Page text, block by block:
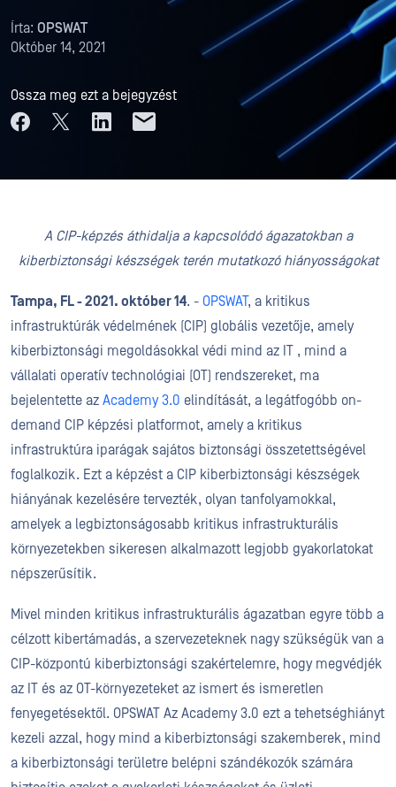
Írta: OPSWAT
Október 14, 2021
Ossza meg ezt a bejegyzést
A CIP-képzésáthidalja a kapcsolódó ágazatokban a
kiberbiztonsági készségek terén mutatkozó hiányosságokat
Tampa, FL - 2021. október 14. - OPSWAT, a kritikus
infrastruktúrák védelmének (CIP) globális vezetője, amely
kiberbiztonsági megoldásokkal védi mind az IT , mind a
vállalati operatív technológiai (OT) rendszereket, ma
bejelentette az Academy 3.0 elindítását, a legátfogóbb on-
demand CIP képzési platformot, amely a kritikus
infrastruktúra iparágak sajátos biztonsági összetettségével
foglalkozik. Ezt a képzést a CIP kiberbiztonsági készségek
hiányának kezelésére tervezték, olyan tanfolyamokkal,
amelyek a legbiztonságosabb kritikus infrastrukturális
környezetekben sikeresen alkalmazott legjobb gyakorlatokat
népszerűsítik.
Mivel minden kritikus infrastrukturális ágazatban egyre több a
célzott kibertámadás, a szervezeteknek nagy szükségük van a
CIP-központú kiberbiztonsági szakértelemre, hogy megvédjék
az IT és az OT-környezeteket az ismert és ismeretlen
fenyegetésektől. OPSWAT Az Academy 3.0 ezt a tehetséghiányt
kezeli azzal, hogy mind a kiberbiztonsági szakemberek, mind
a kiberbiztonsági területre belépni szándékozók számára